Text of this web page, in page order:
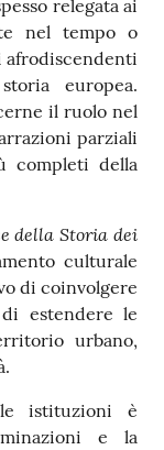
relegata ai
nel tempo o
afrodiscendenti
europea.
il ruolo nel
parziali
completi della
della Storia dei
culturale
di coinvolgere
estendere le
urbano,
istituzioni è
e la